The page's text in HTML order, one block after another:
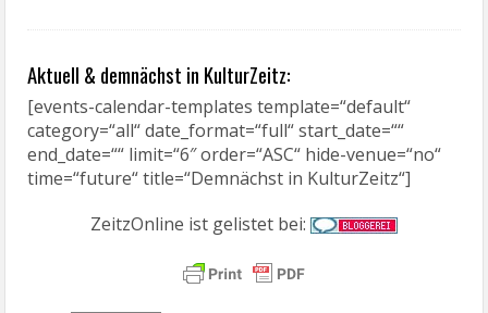
Aktuell & demnächst in KulturZeitz:
[events-calendar-templates template=“default“
category=“all“ date_format=“full“ start_date=““
end_date=““ limit=“6″ order=“ASC“ hide-venue=“no“
time=“future“ title=“Demnächst in KulturZeitz“]
ZeitzOnline ist gelistet bei: